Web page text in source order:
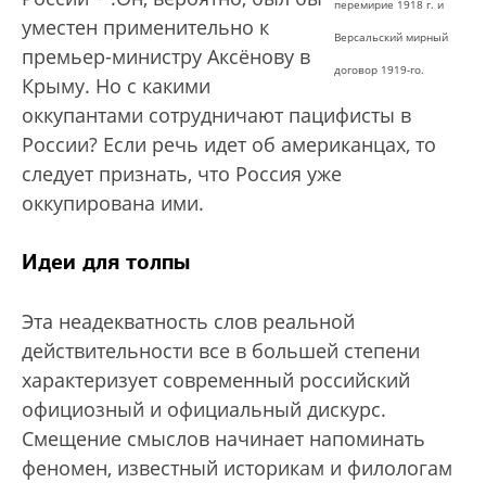
перемирие 1918 г. и
Версальский мирный
договор 1919-го.
уместен применительно к
премьер-министру Аксёнову в
Крыму. Но с какими
оккупантами сотрудничают пацифисты в
России? Если речь идет об американцах, то
следует признать, что Россия уже
оккупирована ими.
Идеи для толпы
Эта неадекватность слов реальной
действительности все в большей степени
характеризует современный российский
официозный и официальный дискурс.
Смещение смыслов начинает напоминать
феномен, известный историкам и филологам